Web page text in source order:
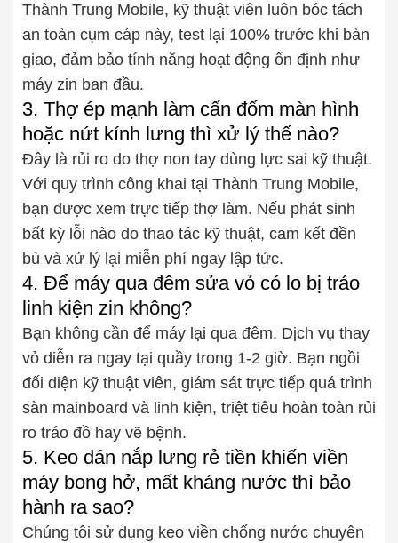
Thành Trung Mobile, kỹ thuật viên luôn bóc tách
an toàn cụm cáp này, test lại 100% trước khi bàn
giao, đảm bảo tính năng hoạt động ổn định như
máy zin ban đầu.
3. Thợ ép mạnh làm cấn đốm màn hình
hoặc nứt kính lưng thì xử lý thế nào?
Đây là rủi ro do thợ non tay dùng lực sai kỹ thuật.
Với quy trình công khai tại Thành Trung Mobile,
bạn được xem trực tiếp thợ làm. Nếu phát sinh
bất kỳ lỗi nào do thao tác kỹ thuật, cam kết đền
bù và xử lý lại miễn phí ngay lập tức.
4. Để máy qua đêm sửa vỏ có lo bị tráo
linh kiện zin không?
Bạn không cần để máy lại qua đêm. Dịch vụ thay
vỏ diễn ra ngay tại quầy trong 1-2 giờ. Bạn ngồi
đối diện kỹ thuật viên, giám sát trực tiếp quá trình
sàn mainboard và linh kiện, triệt tiêu hoàn toàn rủi
ro tráo đồ hay vẽ bệnh.
5. Keo dán nắp lưng rẻ tiền khiến viền
máy bong hở, mất kháng nước thì bảo
hành ra sao?
Chúng tôi sử dụng keo viền chống nước chuyên